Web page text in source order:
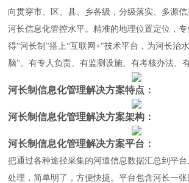
向贯穿市、区、县、乡各级，分级落实、多源
河长信息化管控水平。精准的地理位置定位，
得“河长制"搭上“互联网+"技术平台，为河长治
脑"。有专人负责、有监测设施、有考核办法、
河长制信息化管理解决方案特点：
河长制信息化管理解决方案架构：
河长制信息化管理解决方案平台：
把通过各种途径采集的河道信息数据汇总到平台
处理，简单明了，方便快捷。平台包含河长一